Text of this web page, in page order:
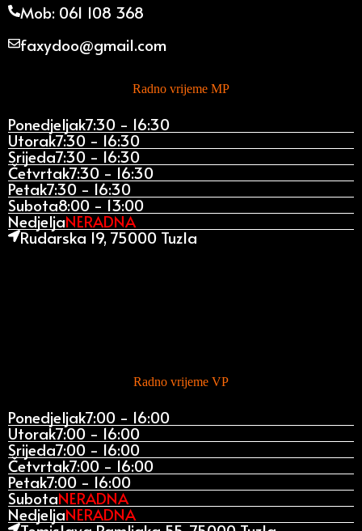
Mob: 061 108 368
faxydoo@gmail.com
Radno vrijeme MP
Ponedjeljak7:30 - 16:30
Utorak7:30 - 16:30
Srijeda7:30 - 16:30
Četvrtak7:30 - 16:30
Petak7:30 - 16:30
Subota8:00 - 13:00
NedjeljaNERADNA
Rudarska 19, 75000 Tuzla
Radno vrijeme VP
Ponedjeljak7:00 - 16:00
Utorak7:00 - 16:00
Srijeda7:00 - 16:00
Četvrtak7:00 - 16:00
Petak7:00 - 16:00
SubotaNERADNA
NedjeljaNERADNA